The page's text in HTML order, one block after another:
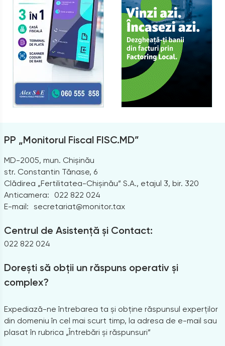
PP „Monitorul Fiscal FISC.MD”
MD-2005, mun. Chișinău
str. Constantin Tănase, 6
Clădirea „Fertilitatea-Chișinău” S.A., etajul 3, bir. 320
Anticamera:
022 822 024
E-mail: secretariat@monitor.tax
Centrul de Asistență și Contact:
022 822 024
Dorești să obții un răspuns operativ și
complex?
Expediază-ne întrebarea ta și obține răspunsul experților
din domeniu în cel mai scurt timp, la adresa de e-mail sau
plasat în rubrica „Întrebări și răspunsuri”